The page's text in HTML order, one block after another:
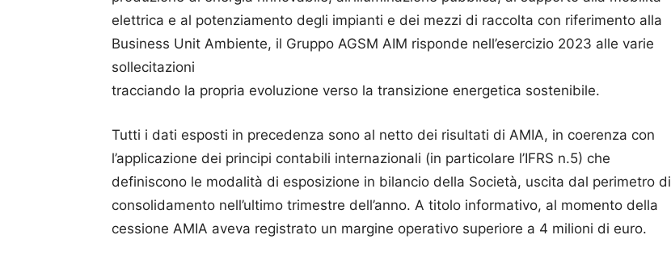
elettrica e al potenziamento degli impianti e dei mezzi di raccolta con riferimento alla
Business Unit Ambiente, il Gruppo AGSM AIM risponde nell’esercizio 2023 alle varie
sollecitazioni
tracciando la propria evoluzione verso la transizione energetica sostenibile.
Tutti i dati esposti in precedenza sono al netto dei risultati di AMIA, in coerenza con
l’applicazione dei principi contabili internazionali (in particolare l’IFRS n.5) che
definiscono le modalità di esposizione in bilancio della Società, uscita dal perimetro di
consolidamento nell’ultimo trimestre dell’anno. A titolo informativo, al momento della
cessione AMIA aveva registrato un margine operativo superiore a 4 milioni di euro.